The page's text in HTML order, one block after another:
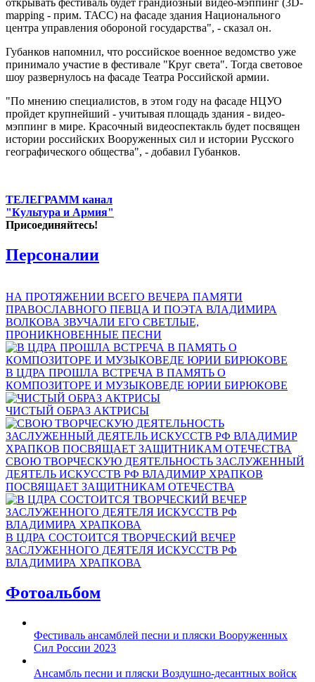
mapping - прим. ТАСС) на фасаде здания Национального
центра управления обороной государства", - сказал он.
Губанков напомнил, что российское военное ведомство уже
принимало участие в фестивале "Круг света". Тогда световое
шоу развернулось на фасаде Театра Российской армии.
"По мнению специалистов, в этом году на фасаде НЦУО
пройдет крупнейший - учитывая площадь здания - видео-
мэппинг в мире. Красочный видеоспектакль будет посвящен
истории российских Вооруженных сил и истории Русского
географического общества", - добавил Губанков.
ТЕЛЕГРАММ канал
"Культура и Армия"
Присоединяйтесь!
Персоналии
НА ПРОТЯЖЕНИИ ВСЕГО ВЕЧЕРА ПАМЯТИ
ПРАВОСЛАВНОГО ПЕВЦА И ПОЭТА ВЛАДИМИРА
ВОЛКОВА ЗВУЧАЛИ ЕГО СВЕТЛЫЕ,
ПРОНИКНОВЕННЫЕ ПЕСНИ
В ЦДРА ПРОШЛА ВСТРЕЧА В ПАМЯТЬ О
КОМПОЗИТОРЕ И МУЗЫКОВЕДЕ ЮРИИ БИРЮКОВЕ
ЧИСТЫЙ ОБРАЗ АКТРИСЫ
СВОЮ ТВОРЧЕСКУЮ ДЕЯТЕЛЬНОСТЬ ЗАСЛУЖЕННЫЙ
ДЕЯТЕЛЬ ИСКУССТВ РФ ВЛАДИМИР ХРАПКОВ
ПОСВЯЩАЕТ ЗАЩИТНИКАМ ОТЕЧЕСТВА
В ЦДРА СОСТОИТСЯ ТВОРЧЕСКИЙ ВЕЧЕР
ЗАСЛУЖЕННОГО ДЕЯТЕЛЯ ИСКУССТВ РФ
ВЛАДИМИРА ХРАПКОВА
Фотоальбом
Фестиваль ансамблей песни и пляски Вооруженных
Сил России 2023
Ансамбль песни и пляски Воздушно-десантных войск